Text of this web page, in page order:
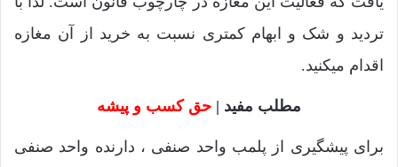
تردید و شک و ابهام کمتری نسبت به خرید از آن مغازه
اقدام میکنید.
مطلب مفید | حق کسب و پیشه
برای پیشگیری از پلمب واحد صنفی ، دارنده واحد صنفی